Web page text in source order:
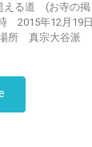
える道 (お寺の掲
2015年12月19日
場所 真宗大谷派